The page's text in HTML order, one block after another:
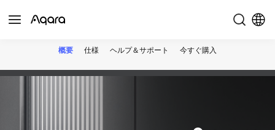
概要 仕様 ヘルプ＆サポート 今すぐ購入